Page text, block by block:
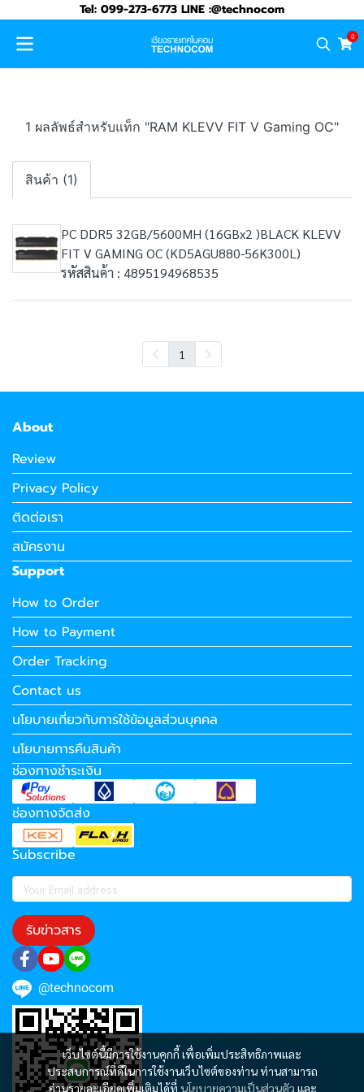
Tel: 099-273-6773 LINE :@technocom
0
1 ผลลัพธ์สำหรับแท็ก "RAM KLEVV FIT V Gaming OC"
สินค้า (1)
PC DDR5 32GB/5600MH (16GBx2 )BLACK KLEVV
FIT V GAMING OC (KD5AGU880-56K300L)
รหัสสินค้า : 4895194968535
1
เว็บไซต์นี้มีการใช้งานคุกกี้ เพื่อเพิ่มประสิทธิภาพและ
ประสบการณ์ที่ดีในการใช้งานเว็บไซต์ของท่าน ท่านสามารถ
อ่านรายละเอียดเพิ่มเติมได้ที่ นโยบายความเป็นส่วนตัว และ
About
Review
Privacy Policy
ติดต่อเรา
สมัครงาน
Support
How to Order
How to Payment
Order Tracking
Contact us
นโยบายเกี่ยวกับการใช้ข้อมูลส่วนบุคคล
นโยบายการคืนสินค้า
ช่องทางชำระเงิน
ช่องทางจัดส่ง
Subscribe
รับข่าวสาร
@technocom